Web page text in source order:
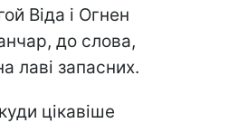
Віда і Огнен
до слова,
лаві запасних.
цікавіше